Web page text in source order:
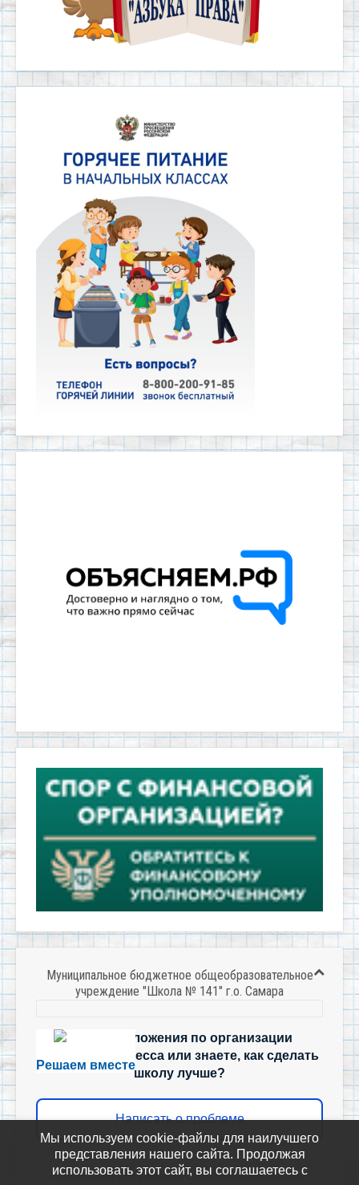
Муниципальное бюджетное общеобразовательное
учреждение "Школа № 141" г.о. Самара
Решаем вместе
Есть предложения по организации
учебного процесса или знаете, как сделать
школу лучше?
Написать о проблеме
Политика-оператора-персональных-данных-в-отношении-
Мы используем cookie-файлы для наилучшего
представления нашего сайта. Продолжая
использовать этот сайт, вы соглашаетесь с